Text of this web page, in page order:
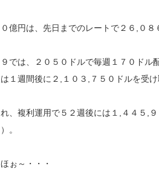
億円は、先日までのレートで２６,０８
では、２０５０ドルで毎週１７０ドル
１週間後に２,１０３,７５０ドルを受け
、複利運用で５２週後には１,４４５,
。
ぉ～・・・